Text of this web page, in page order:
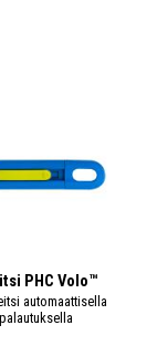
PHC Volo™
automaattisella